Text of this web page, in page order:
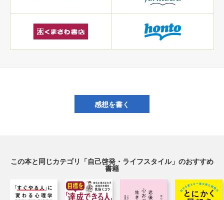
感想を書く
この本と同じカテゴリ「自己啓発・ライフスタイル」のおすすめ
書籍